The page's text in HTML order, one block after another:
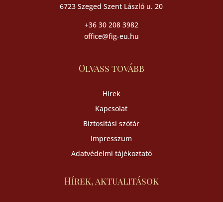
6723 Szeged Szent László u. 20
+36 30 208 3982
office@fig-eu.hu
Olvass tovább
Hírek
Kapcsolat
Biztosítási szótár
Impresszum
Adatvédelmi tájékoztató
Hírek, aktualitások